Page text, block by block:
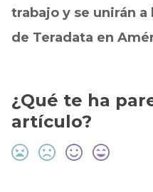
trabajo y se unirán
de Teradata en
¿Qué te ha
artículo?